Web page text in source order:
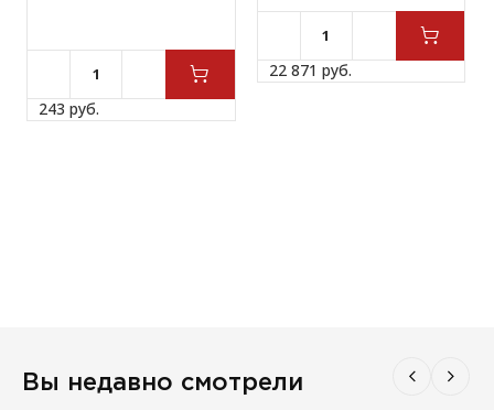
243 руб.
22 871 руб.
Вы недавно смотрели